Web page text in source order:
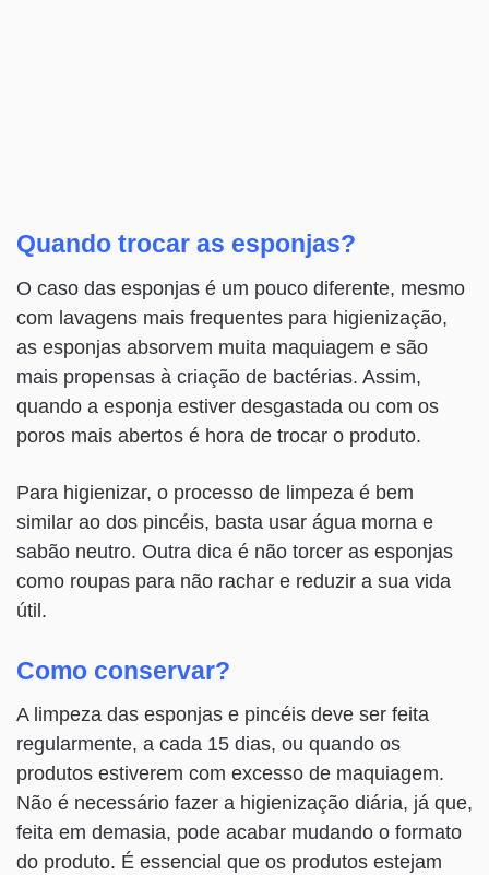
Quando trocar as esponjas?
O caso das esponjas é um pouco diferente, mesmo
com lavagens mais frequentes para higienização,
as esponjas absorvem muita maquiagem e são
mais propensas à criação de bactérias. Assim,
quando a esponja estiver desgastada ou com os
poros mais abertos é hora de trocar o produto.
Para higienizar, o processo de limpeza é bem
similar ao dos pincéis, basta usar água morna e
sabão neutro. Outra dica é não torcer as esponjas
como roupas para não rachar e reduzir a sua vida
útil.
Como conservar?
A limpeza das esponjas e pincéis deve ser feita
regularmente, a cada 15 dias, ou quando os
produtos estiverem com excesso de maquiagem.
Não é necessário fazer a higienização diária, já que,
feita em demasia, pode acabar mudando o formato
do produto. É essencial que os produtos estejam